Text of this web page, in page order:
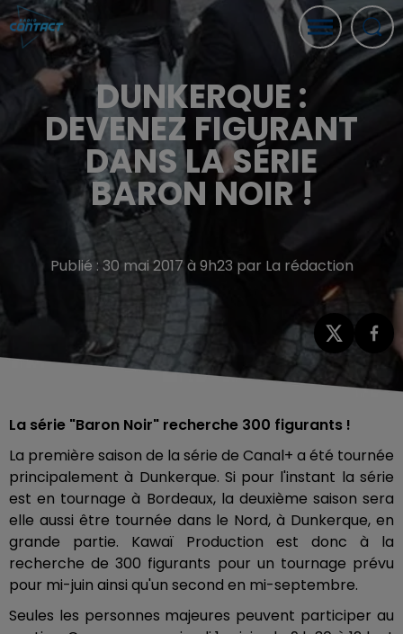
DUNKERQUE :
DEVENEZ FIGURANT
DANS LA SÉRIE
BARON NOIR !
Publié : 30 mai 2017 à 9h23 par La rédaction
La série "Baron Noir" recherche 300 figurants !
La première saison de la série de Canal+ a été tournée
principalement à Dunkerque. Si pour l'instant la série
est en tournage à Bordeaux, la deuxième saison sera
elle aussi être tournée dans le Nord, à Dunkerque, en
grande partie. Kawaï Production est donc à la
recherche de 300 figurants pour un tournage prévu
pour mi-juin ainsi qu'un second en mi-septembre.
Seules les personnes majeures peuvent participer au